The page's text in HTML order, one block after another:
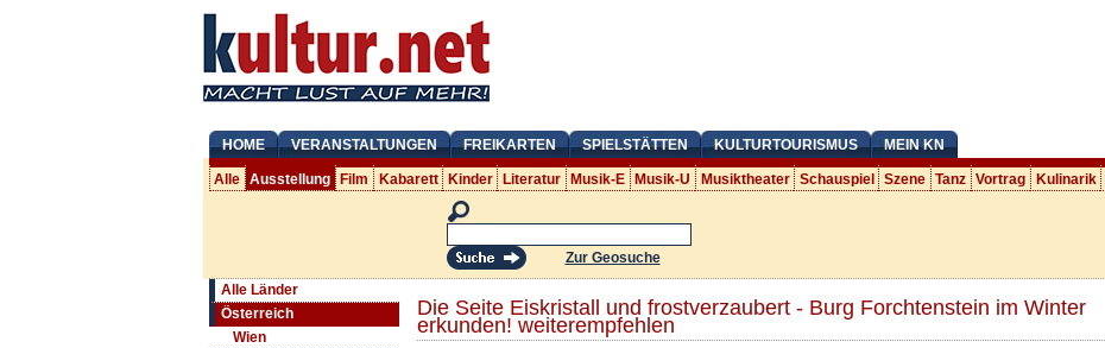
HOME VERANSTALTUNGEN FREIKARTEN SPIELSTÄTTEN KULTURTOURISMUS MEIN KN
Alle Ausstellung Film Kabarett Kinder Literatur Musik-E Musik-U Musiktheater Schauspiel Szene Tanz Vortrag Kulinarik
Zur Geosuche
Alle Länder
Österreich
Wien
Die Seite Eiskristall und frostverzaubert - Burg Forchtenstein im Winter
erkunden! weiterempfehlen